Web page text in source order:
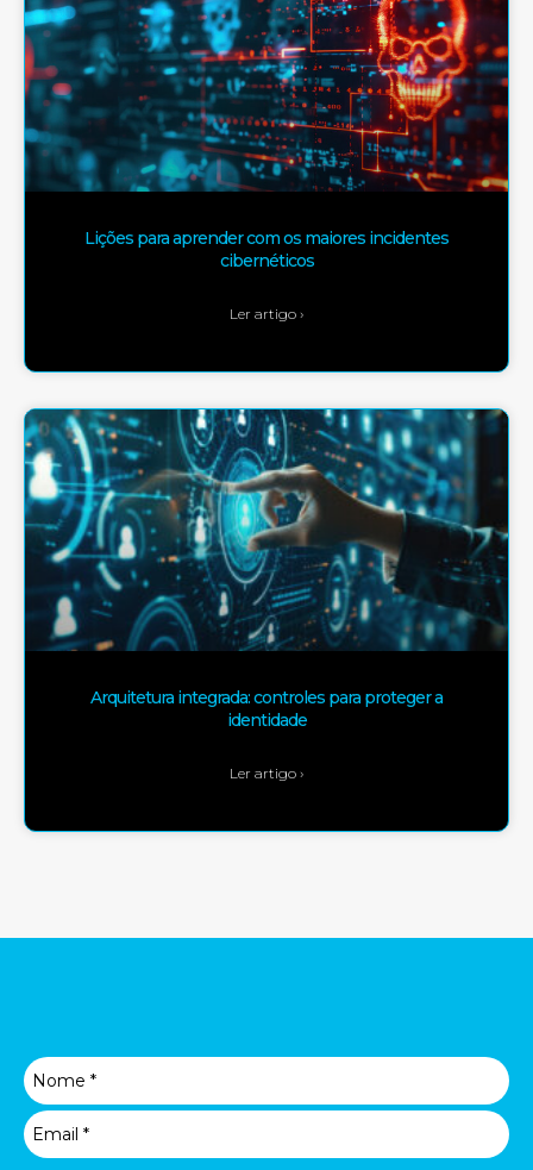
Lições para aprender com os maiores incidentes
cibernéticos
Ler artigo ›
Arquitetura integrada: controles para proteger a
identidade
Ler artigo ›